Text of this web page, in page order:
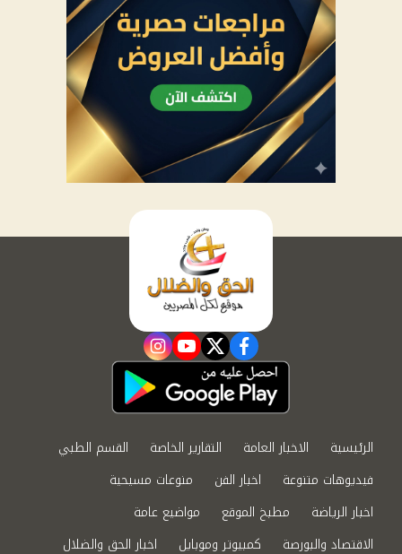
facebook
twitter
youtube
instagram
الرئيسية الاخبار العامة التقارير الخاصة
القسم الطبي
فيديوهات متنوعة
اخبار الفن
منوعات مسيحية
اخبار الرياضة
مطبخ الموقع
مواضيع عامة
الاقتصاد والبورصة
كمبيوتر وموبايل اخبار الحق والضلال